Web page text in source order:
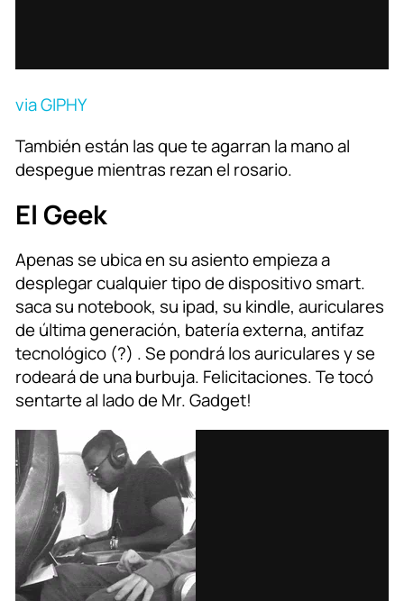
via GIPHY
También están las que te agarran la mano al
despegue mientras rezan el rosario.
El Geek
Apenas se ubica en su asiento empieza a
desplegar cualquier tipo de dispositivo smart.
saca su notebook, su ipad, su kindle, auriculares
de última generación, batería externa, antifaz
tecnológico (?) . Se pondrá los auriculares y se
rodeará de una burbuja. Felicitaciones. Te tocó
sentarte al lado de Mr. Gadget!